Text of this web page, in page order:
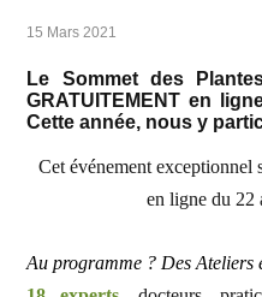
15 Mars 2021
Le Sommet des
GRATUITEMENT en
Cette année, nous y
Cet événement
en ligne du 22
Au programme ? Des Ateliers